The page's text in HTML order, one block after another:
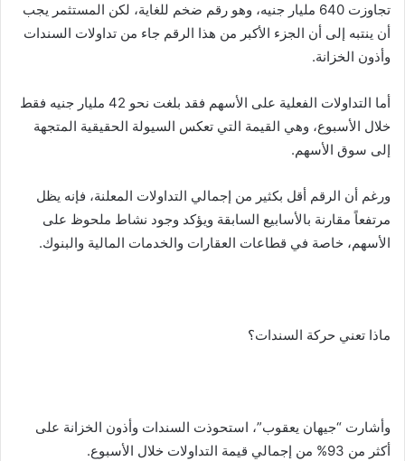
تجاوزت 640 مليار جنيه، وهو رقم ضخم للغاية، لكن المستثمر يجب
أن ينتبه إلى أن الجزء الأكبر من هذا الرقم جاء من تداولات السندات
وأذون الخزانة.
أما التداولات الفعلية على الأسهم فقد بلغت نحو 42 مليار جنيه فقط
خلال الأسبوع، وهي القيمة التي تعكس السيولة الحقيقية المتجهة
إلى سوق الأسهم.
ورغم أن الرقم أقل بكثير من إجمالي التداولات المعلنة، فإنه يظل
مرتفعاً مقارنة بالأسابيع السابقة ويؤكد وجود نشاط ملحوظ على
الأسهم، خاصة في قطاعات العقارات والخدمات المالية والبنوك.
ماذا تعني حركة السندات؟
وأشارت “جيهان يعقوب”، استحوذت السندات وأذون الخزانة على
أكثر من 93% من إجمالي قيمة التداولات خلال الأسبوع.